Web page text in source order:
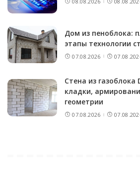
Дом из пеноблока:
этапы технологии
07.08.2026
Стена из газоблока
кладки,
геометрии
07.08.2026